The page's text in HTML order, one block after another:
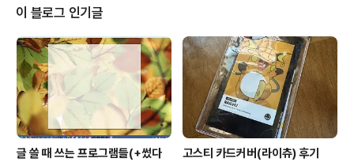
리를 어디다 쓰길래)4. 지방산 대사를 잘 못함5. 조효소 Q10이랑 글루타티온
합성이 잘 안됨 식습관: 1. 잘먹음(식욕..
이 블로그 인기글
글 쓸 때 쓰는 프로그램들(+썼다
고스티 카드커버(라이츄) 후기